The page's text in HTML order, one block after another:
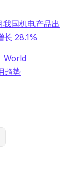
国机电产品出
长 28.1%
World
趋势